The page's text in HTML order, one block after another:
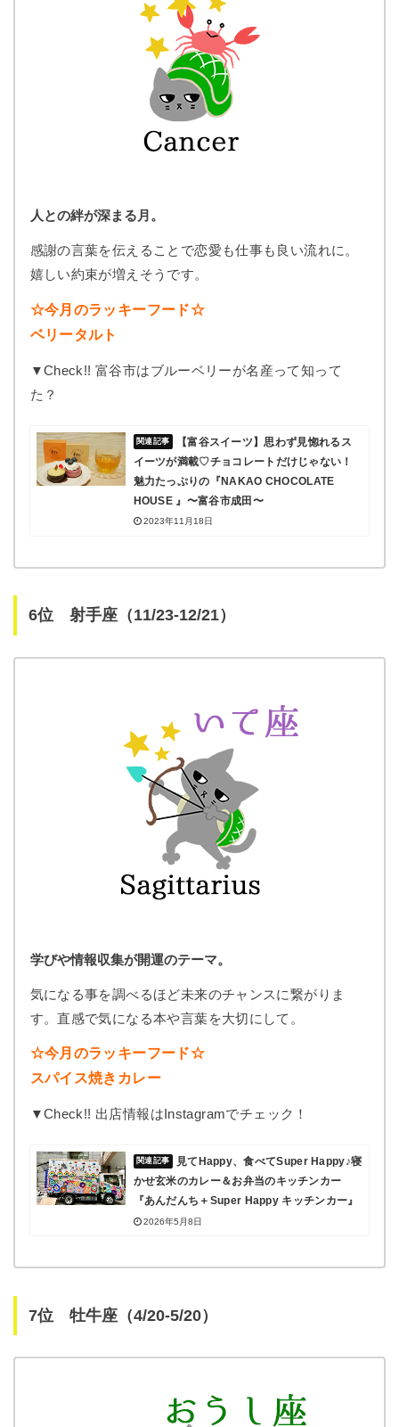
人との絆が深まる月。
感謝の言葉を伝えることで恋愛も仕事も良い流れに。
嬉しい約束が増えそうです。
☆今月のラッキーフード☆
ベリータルト
▼Check!! 富谷市はブルーベリーが名産って知って
た？
【富谷スイーツ】思わず見惚れるス
イーツが満載♡チョコレートだけじゃない！
魅力たっぷりの『NAKAO CHOCOLATE
HOUSE 』〜富谷市成田〜
2023年11月18日
6位 射手座（11/23-12/21）
学びや情報収集が開運のテーマ。
気になる事を調べるほど未来のチャンスに繋がりま
す。直感で気になる本や言葉を大切にして。
☆今月のラッキーフード☆
スパイス焼きカレー
▼Check!! 出店情報はInstagramでチェック！
見てHappy、食べてSuper Happy♪寝
かせ玄米のカレー＆お弁当のキッチンカー
『あんだんち＋Super Happy キッチンカー』
2026年5月8日
7位 牡牛座（4/20-5/20）